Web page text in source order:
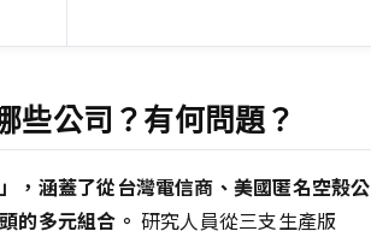
些公司？有何問題？
，涵蓋了從台灣電信商、美國匿名空殼公
的多元組合。 研究人員從三支生產版